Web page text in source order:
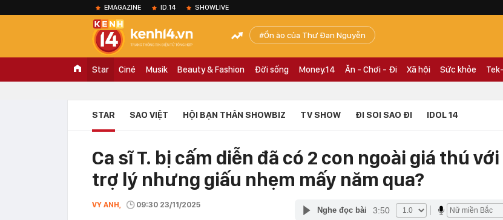
EMAGAZINE ID.14 SHOWLIVE
Ồn ào của Thư Đan Nguyễn
Star Ciné Musik Beauty & Fashion Đời sống Money.14 Ăn - Chơi - Đi Xã hội Sức khỏe
STAR SAO VIỆT HỘI BẠN THÂN SHOWBIZ TV SHOW ĐI SOI SAO ĐI IDOL 14
Ca sĩ T. bị cấm diễn đã có 2 con ngoài giá thú với
trợ lý nhưng giấu nhẹm mấy năm qua?
VY ANH, 09:30 23/11/2025
Nghe đọc bài 3:50